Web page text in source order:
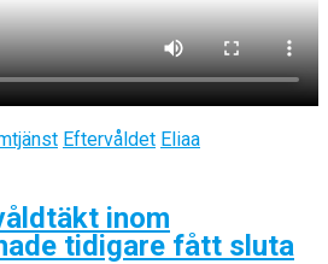
Eftervåldet Eliaa
inom
tidigare fått sluta